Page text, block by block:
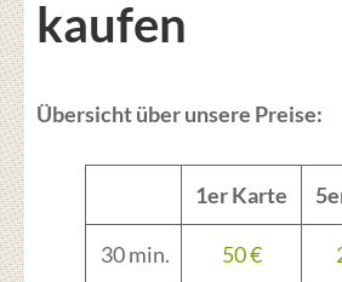
kaufen
Übersicht über unsere Preise:
1er Karte
30 min. 50 €